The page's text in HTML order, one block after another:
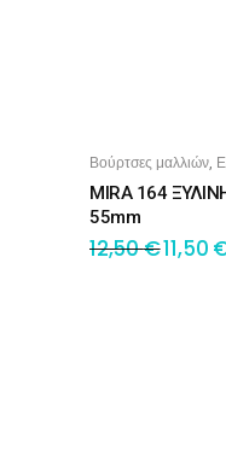
ΠΡΟΣΘΉΚΗ
Βούρτσες μαλλιών,
MIRA 164
55mm
12,50€11,50